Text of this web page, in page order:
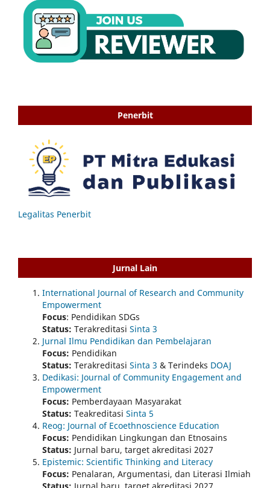
Penerbit
Legalitas Penerbit
Jurnal Lain
International Journal of Research and Community
Empowerment
Focus: Pendidikan SDGs
Status: Terakreditasi Sinta 3
Jurnal Ilmu Pendidikan dan Pembelajaran
Focus: Pendidikan
Status: Terakreditasi Sinta 3 & Terindeks DOAJ
Dedikasi: Journal of Community Engagement and
Empowerment
Focus: Pemberdayaan Masyarakat
Status: Teakreditasi Sinta 5
Reog: Journal of Ecoethnoscience Education
Focus: Pendidikan Lingkungan dan Etnosains
Status: Jurnal baru, target akreditasi 2027
Epistemic: Scientific Thinking and Literacy
Focus: Penalaran, Argumentasi, dan Literasi Ilmiah
Status: Jurnal baru, target akreditasi 2027